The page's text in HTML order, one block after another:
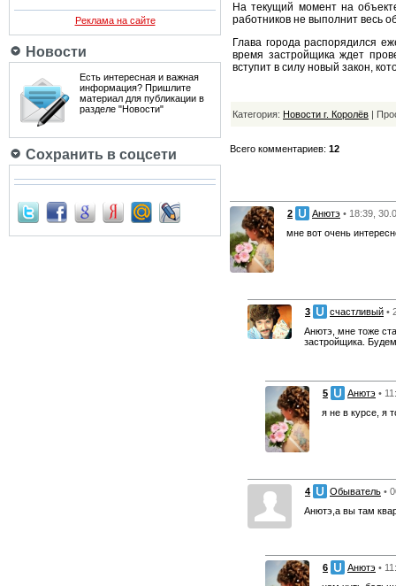
Реклама на сайте
Новости
Есть интересная и важная
информация? Пришлите
материал для публикации в
разделе "Новости"
Сохранить в соцсети
На текущий момент на
работников не выполнит весь
Глава города распорядился
время застройщика ждет
вступит в силу новый закон,
Категория: Новости г. Королёв |
Всего комментариев: 12
2 Анютэ • 18:39,
мне вот очень
3 счастливый •
Анютэ, мне тоже
застройщика.
5 Анютэ •
я не в курсе, я
4 Обыватель •
Анютэ,а вы там
6 Анютэ •